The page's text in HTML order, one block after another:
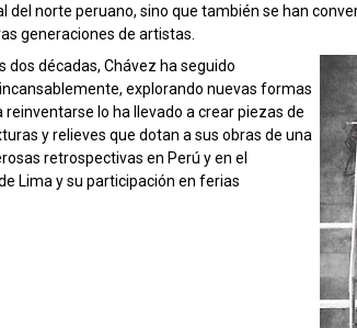
del norte peruano, sino que también se han
generaciones de artistas.
dos décadas, Chávez ha seguido
explorando nuevas formas
lo ha llevado a crear piezas de
y relieves que dotan a sus obras de una
retrospectivas en Perú y en el
Lima y su participación en ferias